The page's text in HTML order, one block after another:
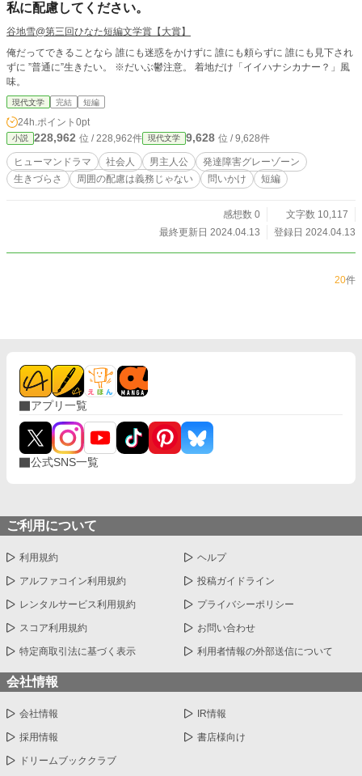
私に配慮してください。
谷地雪@第三回ひなた短編文学賞【大賞】
俺だってできることなら 誰にも迷惑をかけずに 誰にも頼らずに 誰にも見下され
ずに ”普通に”生きたい。 ※だいぶ鬱注意。 着地だけ「イイハナシカナー？」風
味。
現代文学 完結 短編
24h.ポイント 0pt
小説 228,962 位 / 228,962件 現代文学 9,628 位 / 9,628件
ヒューマンドラマ 社会人 男主人公
発達障害グレーゾーン
生きづらさ
周囲の配慮は義務じゃない 問いかけ 短編
感想数 0
文字数 10,117
最終更新日 2024.04.13
登録日 2024.04.13
20件
アプリ一覧
公式SNS一覧
ご利用について
利用規約 ヘルプ
アルファコイン利用規約 投稿ガイドライン
レンタルサービス利用規約 プライバシーポリシー
スコア利用規約 お問い合わせ
特定商取引法に基づく表示 利用者情報の外部送信について
会社情報
会社情報 IR情報
採用情報 書店様向け
ドリームブッククラブ